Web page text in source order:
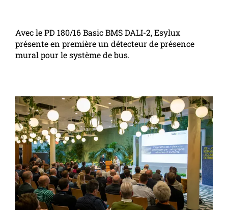
Avec le PD 180/16 Basic BMS DALI-2, Esylux
présente en première un détecteur de présence
mural pour le système de bus.